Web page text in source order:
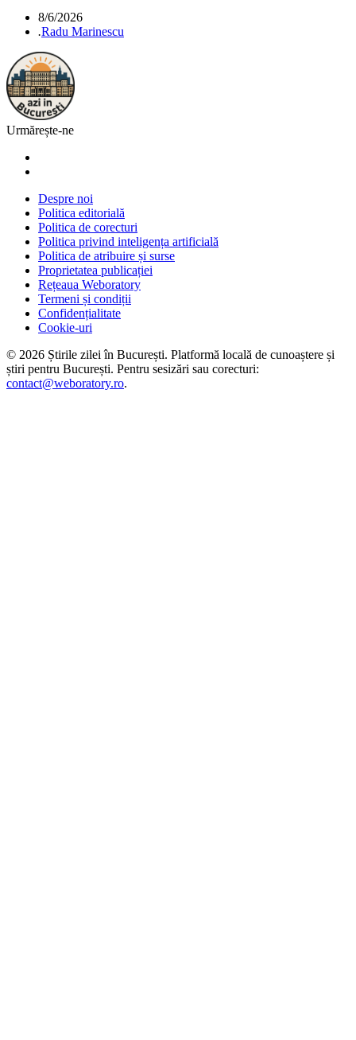
8/6/2026
.Radu Marinescu
Urmărește-ne
Despre noi
Politica editorială
Politica de corecturi
Politica privind inteligența artificială
Politica de atribuire și surse
Proprietatea publicației
Rețeaua Weboratory
Termeni și condiții
Confidențialitate
Cookie-uri
© 2026 Știrile zilei în București. Platformă locală de cunoaștere și
știri pentru București. Pentru sesizări sau corecturi:
contact@weboratory.ro.